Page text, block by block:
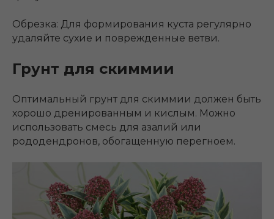
Обрезка: Для формирования куста регулярно
удаляйте сухие и поврежденные ветви.
Грунт для скиммии
Оптимальный грунт для скиммии должен быть
хорошо дренированным и кислым. Можно
использовать смесь для азалий или
рододендронов, обогащенную перегноем.